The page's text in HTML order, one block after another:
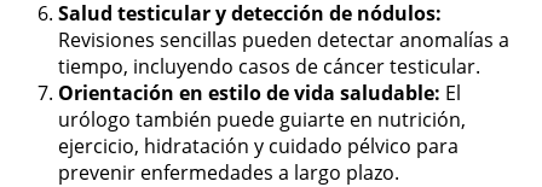
Salud testicular y detección de nódulos:
Revisiones sencillas pueden detectar anomalías a
tiempo, incluyendo casos de cáncer testicular.
Orientación en estilo de vida saludable: El
urólogo también puede guiarte en nutrición,
ejercicio, hidratación y cuidado pélvico para
prevenir enfermedades a largo plazo.